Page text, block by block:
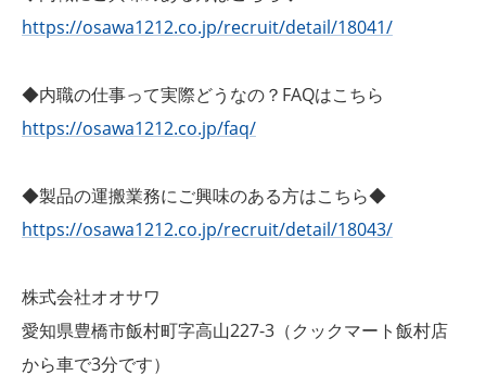
https://osawa1212.co.jp/recruit/detail/18041/
◆内職の仕事って実際どうなの？FAQはこちら
https://osawa1212.co.jp/faq/
◆製品の運搬業務にご興味のある方はこちら◆
https://osawa1212.co.jp/recruit/detail/18043/
株式会社オオサワ
愛知県豊橋市飯村町字高山227-3（クックマート飯村店
から車で3分です）